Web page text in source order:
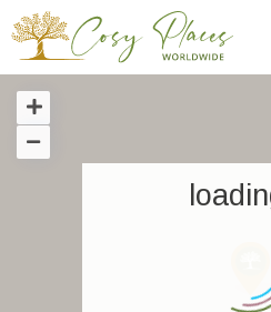
Accueil
Réserver un séjour
World’s Best Hotels